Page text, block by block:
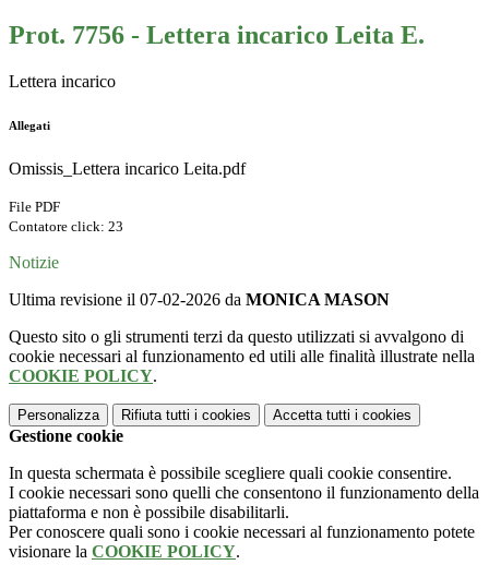
Prot. 7756 - Lettera incarico Leita E.
Lettera incarico
Allegati
Omissis_Lettera incarico Leita.pdf
File PDF
Contatore click: 23
Notizie
Ultima revisione il 07-02-2026 da MONICA MASON
Questo sito o gli strumenti terzi da questo utilizzati si avvalgono di
cookie necessari al funzionamento ed utili alle finalità illustrate nella
COOKIE POLICY.
Personalizza Rifiuta tutti i cookies Accetta tutti i cookies
Gestione cookie
In questa schermata è possibile scegliere quali cookie consentire.
I cookie necessari sono quelli che consentono il funzionamento della
piattaforma e non è possibile disabilitarli.
Per conoscere quali sono i cookie necessari al funzionamento potete
visionare la COOKIE POLICY.